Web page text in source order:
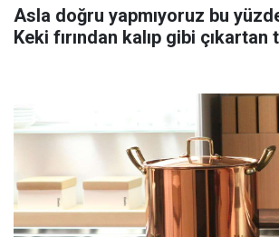
Asla doğru yapmıyoruz bu
Keki fırından kalıp gibi çıkartan